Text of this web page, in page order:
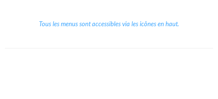
Tous les menus sont accessibles via les icônes en haut.